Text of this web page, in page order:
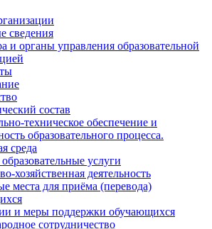
сведения
и органы управления образовательной
состав
техническое обеспечение и
образовательного процесса.
среда
услуги
хозяйственная деятельность
места для приёма (перевода)
и меры поддержки обучающихся
сотрудничество